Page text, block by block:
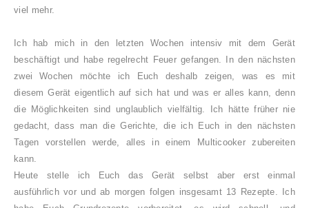
viel mehr.
Ich hab mich in den letzten Wochen intensiv mit dem Gerät
beschäftigt und habe regelrecht Feuer gefangen. In den nächsten
zwei Wochen möchte ich Euch deshalb zeigen, was es mit
diesem Gerät eigentlich auf sich hat und was er alles kann, denn
die Möglichkeiten sind unglaublich vielfältig. Ich hätte früher nie
gedacht, dass man die Gerichte, die ich Euch in den nächsten
Tagen vorstellen werde, alles in einem Multicooker zubereiten
kann.
Heute stelle ich Euch das Gerät selbst aber erst einmal
ausführlich vor und ab morgen folgen insgesamt 13 Rezepte. Ich